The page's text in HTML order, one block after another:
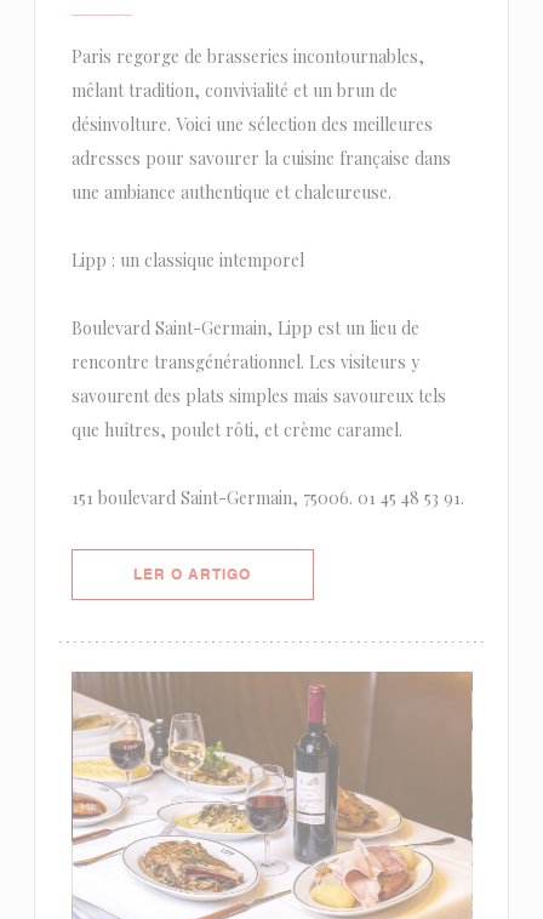
Paris regorge de brasseries incontournables,
mêlant tradition, convivialité et un brun de
désinvolture. Voici une sélection des meilleures
adresses pour savourer la cuisine française dans
une ambiance authentique et chaleureuse.
Lipp : un classique intemporel
Boulevard Saint-Germain, Lipp est un lieu de
rencontre transgénérationnel. Les visiteurs y
savourent des plats simples mais savoureux tels
que huîtres, poulet rôti, et crème caramel.
151 boulevard Saint-Germain, 75006. 01 45 48 53 91.
LER O ARTIGO